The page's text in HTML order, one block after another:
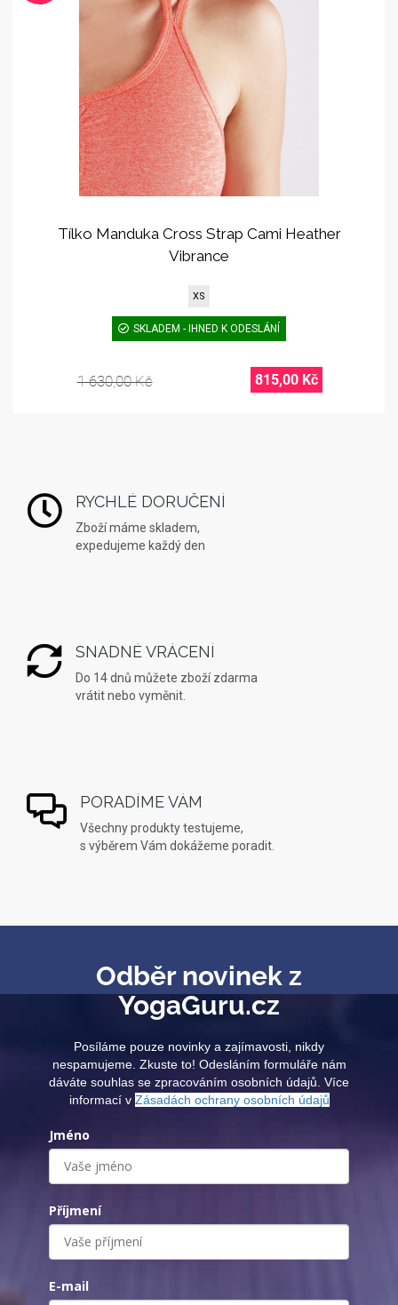
Tílko Manduka Cross Strap Cami Heather
Vibrance
XS
SKLADEM - IHNED K ODESLÁNÍ
1 630,00 Kč 815,00 Kč
RYCHLÉ DORUČENÍ
Zboží máme skladem,
expedujeme každý den
SNADNÉ VRÁCENÍ
Do 14 dnů můžete zboží zdarma
vrátit nebo vyměnit.
PORADÍME VÁM
Všechny produkty testujeme,
s výběrem Vám dokážeme poradit.
Odběr novinek z
YogaGuru.cz
Posíláme pouze novinky a zajímavosti, nikdy
nespamujeme. Zkuste to! Odesláním formuláře nám
dáváte souhlas se zpracováním osobních údajů. Více
informací v Zásadách ochrany osobních údajů
Jméno
Příjmení
E-mail